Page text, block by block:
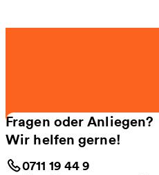
Fragen oder Anliegen?
Wir helfen gerne!
0711 19 44 9